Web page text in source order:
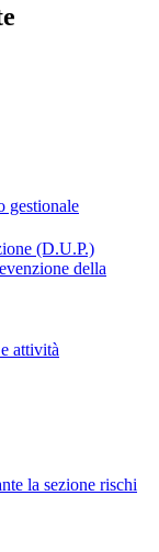
gestionale
(D.U.P.)
della
attività
la sezione rischi